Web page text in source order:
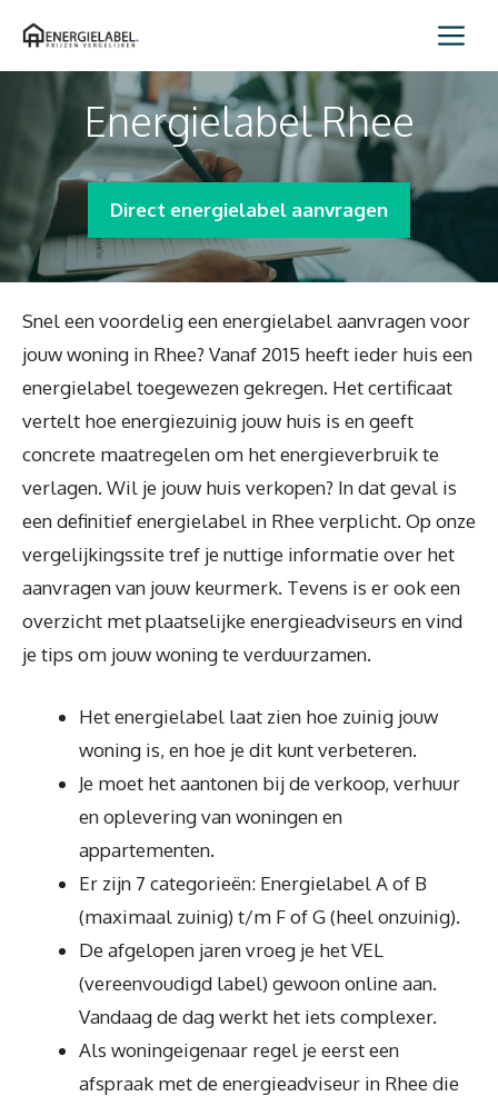
naar
Energielabel Rhee
Direct energielabel aanvragen
Snel een voordelig een energielabel aanvragen voor
jouw woning in Rhee? Vanaf 2015 heeft ieder huis een
energielabel toegewezen gekregen. Het certificaat
vertelt hoe energiezuinig jouw huis is en geeft
concrete maatregelen om het energieverbruik te
verlagen. Wil je jouw huis verkopen? In dat geval is
een definitief energielabel in Rhee verplicht. Op onze
vergelijkingssite tref je nuttige informatie over het
aanvragen van jouw keurmerk. Tevens is er ook een
overzicht met plaatselijke energieadviseurs en vind
je tips om jouw woning te verduurzamen.
Het energielabel laat zien hoe zuinig jouw
woning is, en hoe je dit kunt verbeteren.
Je moet het aantonen bij de verkoop, verhuur
en oplevering van woningen en
appartementen.
Er zijn 7 categorieën: Energielabel A of B
(maximaal zuinig) t/m F of G (heel onzuinig).
De afgelopen jaren vroeg je het VEL
(vereenvoudigd label) gewoon online aan.
Vandaag de dag werkt het iets complexer.
Als woningeigenaar regel je eerst een
afspraak met de energieadviseur in Rhee die